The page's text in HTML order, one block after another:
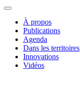
À propos
Publications
Agenda
Dans les territoires
Innovations
Vidéos